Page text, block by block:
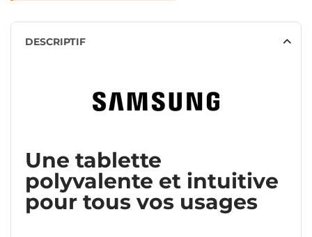
DESCRIPTIF
Une tablette
polyvalente et intuitive
pour tous vos usages